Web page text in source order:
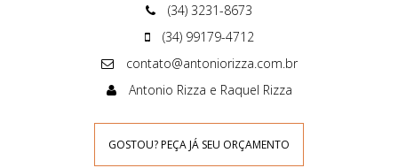
(34) 3231-8673
(34) 99179-4712
contato@antoniorizza.com.br
Antonio Rizza e Raquel Rizza
GOSTOU? PEÇA JÁ SEU ORÇAMENTO